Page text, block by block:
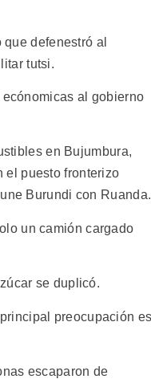
defenestró al
tutsi.
al gobierno
en Bujumbura,
el puesto fronterizo
Burundi con Ruanda.
un camión cargado
se duplicó.
preocupación
escaparon de